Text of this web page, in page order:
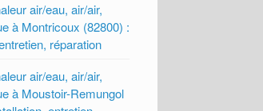
air/eau, air/air,
à Montricoux (82800) :
réparation
air/eau, air/air,
à Moustoir-Remungol